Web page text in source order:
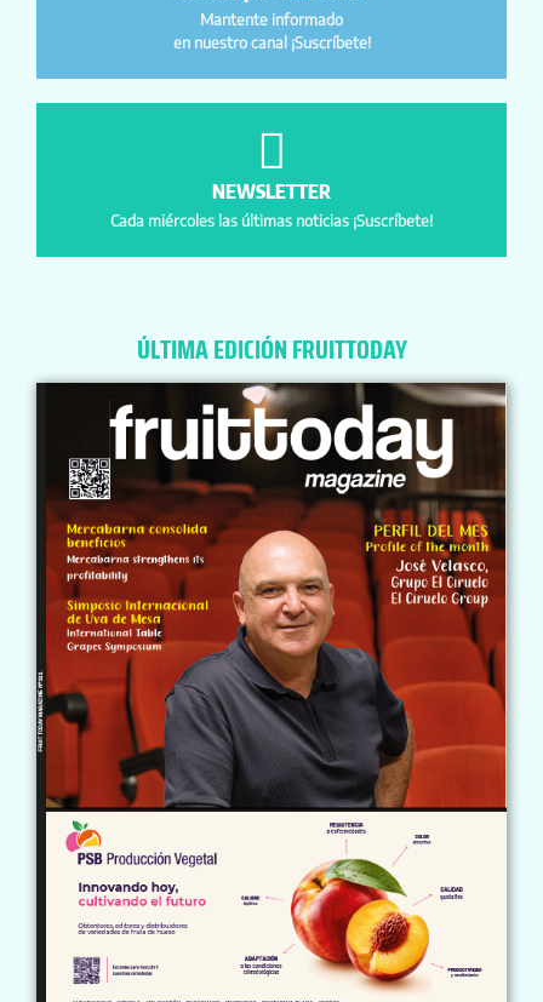
Mantente informado
en nuestro canal ¡Suscríbete!
NEWSLETTER
Cada miércoles las últimas noticias ¡Suscríbete!
ÚLTIMA EDICIÓN FRUITTODAY